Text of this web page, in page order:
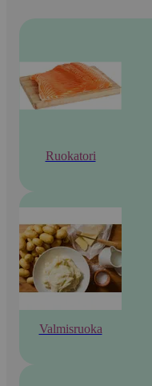
Ruokatori
Valmisruoka